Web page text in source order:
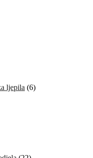
ljepila (6)